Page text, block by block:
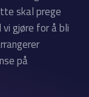
skal prege
vi gjøre for å bli
på